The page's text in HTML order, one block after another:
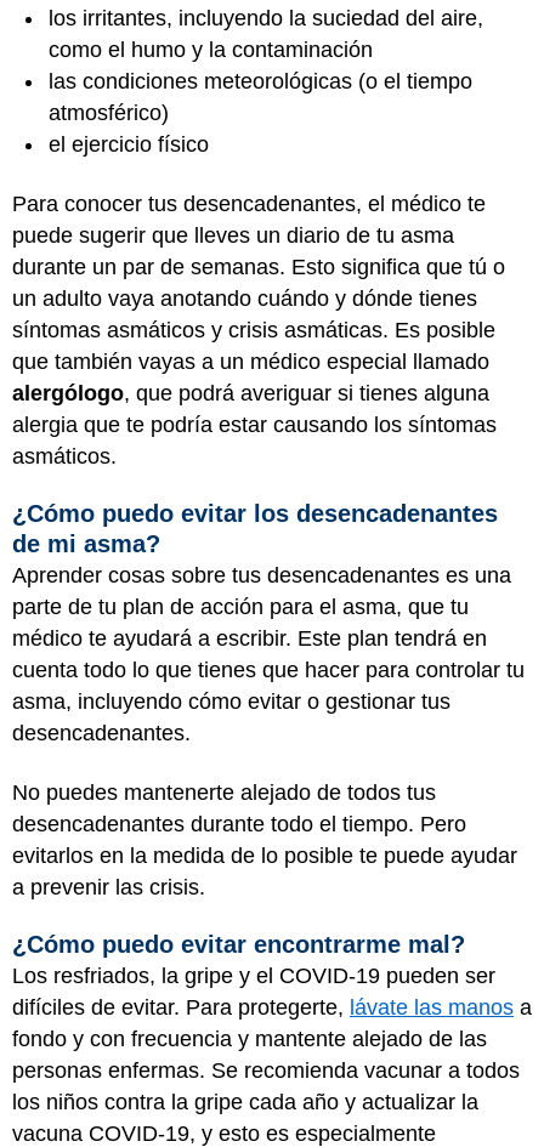
los irritantes, incluyendo la suciedad del aire,
como el humo y la contaminación
las condiciones meteorológicas (o el tiempo
atmosférico)
el ejercicio físico
Para conocer tus desencadenantes, el médico te
puede sugerir que lleves un diario de tu asma
durante un par de semanas. Esto significa que tú o
un adulto vaya anotando cuándo y dónde tienes
síntomas asmáticos y crisis asmáticas. Es posible
que también vayas a un médico especial llamado
alergólogo, que podrá averiguar si tienes alguna
alergia que te podría estar causando los síntomas
asmáticos.
¿Cómo puedo evitar los desencadenantes
de mi asma?
Aprender cosas sobre tus desencadenantes es una
parte de tu plan de acción para el asma, que tu
médico te ayudará a escribir. Este plan tendrá en
cuenta todo lo que tienes que hacer para controlar tu
asma, incluyendo cómo evitar o gestionar tus
desencadenantes.
No puedes mantenerte alejado de todos tus
desencadenantes durante todo el tiempo. Pero
evitarlos en la medida de lo posible te puede ayudar
a prevenir las crisis.
¿Cómo puedo evitar encontrarme mal?
Los resfriados, la gripe y el COVID-19 pueden ser
difíciles de evitar. Para protegerte, lávate las manos a
fondo y con frecuencia y mantente alejado de las
personas enfermas. Se recomienda vacunar a todos
los niños contra la gripe cada año y actualizar la
vacuna COVID-19, y esto es especialmente